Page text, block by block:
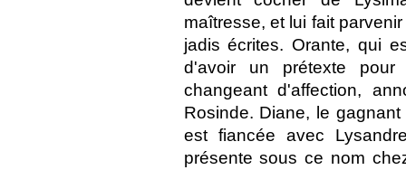
maîtresse, et lui fait
jadis écrites. Orante, qui
d'avoir un prétexte pour
changeant d'affection,
Rosinde. Diane, le
est fiancée avec
présente sous ce nom